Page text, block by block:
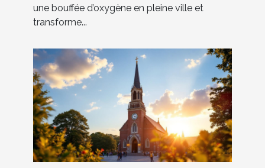
une bouffée d’oxygène en pleine ville et
transforme...